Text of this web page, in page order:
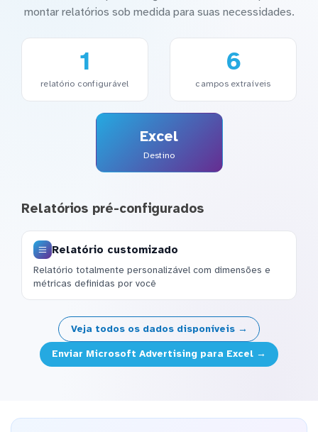
montar relatórios sob medida para suas necessidades.
1
relatório configurável
6
campos extraíveis
Excel
Destino
Relatórios pré-configurados
Relatório customizado
Relatório totalmente personalizável com dimensões e
métricas definidas por você
Veja todos os dados disponíveis →
Enviar Microsoft Advertising para Excel →